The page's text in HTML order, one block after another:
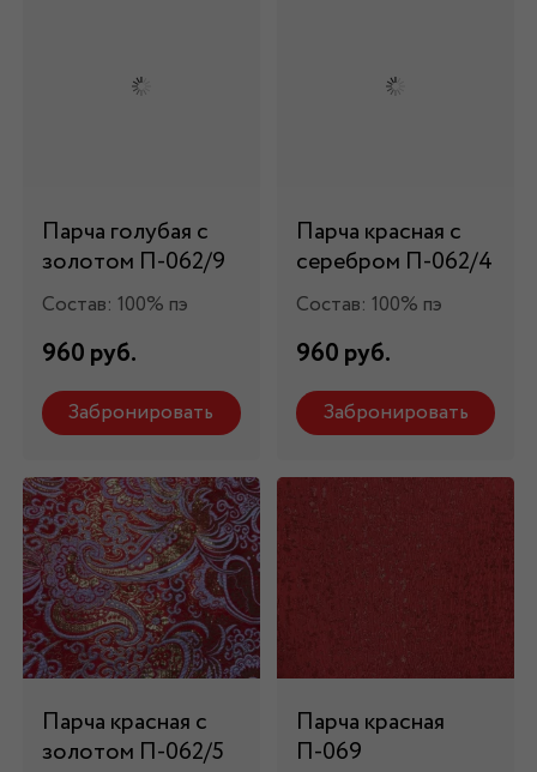
Парча голубая с
золотом П-062/9
Состав: 100% пэ
960 руб.
Забронировать
Парча красная с
серебром П-062/4
Состав: 100% пэ
960 руб.
Забронировать
Парча красная с
золотом П-062/5
Парча красная
П-069